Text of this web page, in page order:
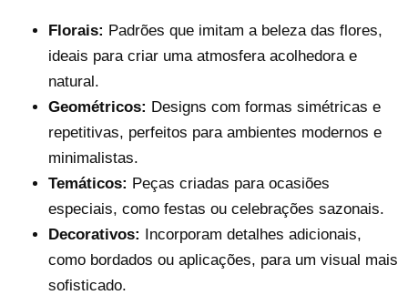
Florais: Padrões que imitam a beleza das flores,
ideais para criar uma atmosfera acolhedora e
natural.
Geométricos: Designs com formas simétricas e
repetitivas, perfeitos para ambientes modernos e
minimalistas.
Temáticos: Peças criadas para ocasiões
especiais, como festas ou celebrações sazonais.
Decorativos: Incorporam detalhes adicionais,
como bordados ou aplicações, para um visual mais
sofisticado.